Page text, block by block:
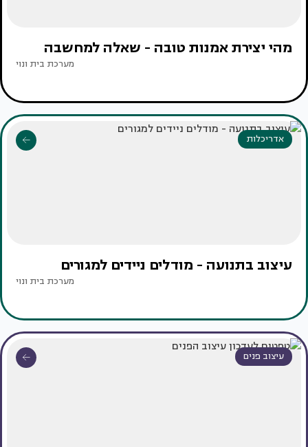
מהי יצירת אמנות טובה - שאלה למחשבה
מערכת בית ונוי
אדריכלות
עיצוב בתנועה - מודלים ניידים למגורים
מערכת בית ונוי
עיצוב פנים